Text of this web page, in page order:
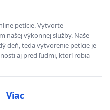
petície. Vytvorte
našej výkonnej služby. Naše
deň, teda vytvorenie petície je
aj pred ľudmi, ktorí robia
Viac